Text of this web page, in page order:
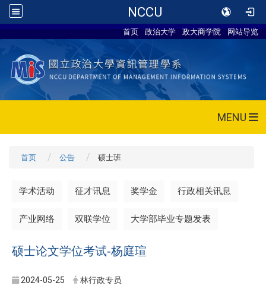
NCCU
首页 政治大学 政大商学院 网站导览
MENU
首页 公告 硕士班
学术活动 征才讯息 奖学金 行政相关讯息
产业网络 双联学位 大学部毕业专题发表
硕士论文学位考试-杨庭瑄
2024-05-25 林行政专员